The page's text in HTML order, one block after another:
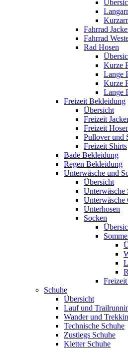
Fahrrad
Fahrrad
Rad Hosen
Kurze
Lange
Kurze
Lange
Freizeit Bekleidung
Übersicht
Freizeit
Freizeit
Pullover und
Freizeit Shirts
Bade Bekleidung
Regen Bekleidung
Unterwäsche und
Übersicht
Unterwäsche
Unterwäsche
Unterhosen
Socken
Schuhe
Übersicht
Lauf und
Wander und
Technische Schuhe
Zustiegs Schuhe
Kletter Schuhe